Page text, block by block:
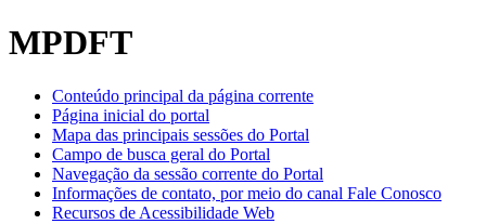
MPDFT
Conteúdo principal da página corrente
Página inicial do portal
Mapa das principais sessões do Portal
Campo de busca geral do Portal
Navegação da sessão corrente do Portal
Informações de contato, por meio do canal Fale Conosco
Recursos de Acessibilidade Web